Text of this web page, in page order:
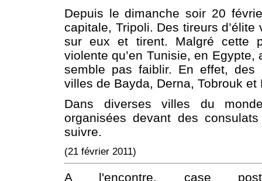
Depuis le dimanche soir 20
capitale, Tripoli. Des tireurs
sur eux et tirent. Malgré cette
violente qu’en Tunisie, en
semble pas faiblir. En effet, des
villes de Bayda, Derna, Tobrouk et
Dans diverses villes du
organisées devant des
suivre.
(21 février 2011)
A l'encontre, case